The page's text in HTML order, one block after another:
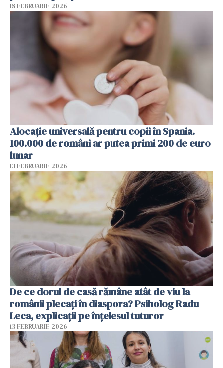
18 FEBRUARIE 2026
Alocație universală pentru copii în Spania.
100.000 de români ar putea primi 200 de euro
lunar
13 FEBRUARIE 2026
De ce dorul de casă rămâne atât de viu la
românii plecați în diaspora? Psiholog Radu
Leca, explicații pe înțelesul tuturor
13 FEBRUARIE 2026